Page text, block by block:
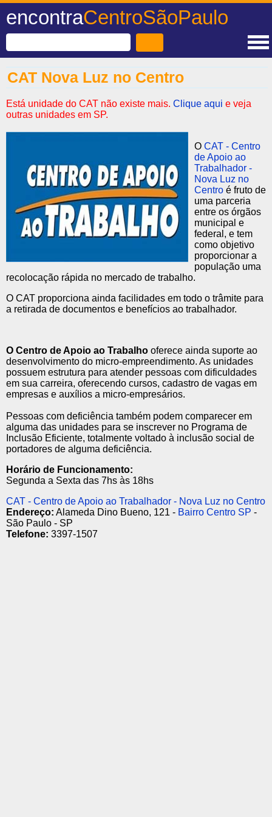
encontraCentroSãoPaulo
CAT Nova Luz no Centro
Está unidade do CAT não existe mais. Clique aqui e veja
outras unidades em SP.
O CAT - Centro
de Apoio ao
Trabalhador -
Nova Luz no
Centro é fruto de
uma parceria
entre os órgãos
municipal e
federal, e tem
como objetivo
proporcionar a
população uma
recolocação rápida no mercado de trabalho.
O CAT proporciona ainda facilidades em todo o trâmite para
a retirada de documentos e benefícios ao trabalhador.
O Centro de Apoio ao Trabalho oferece ainda suporte ao
desenvolvimento do micro-empreendimento. As unidades
possuem estrutura para atender pessoas com dificuldades
em sua carreira, oferecendo cursos, cadastro de vagas em
empresas e auxílios a micro-empresários.
Pessoas com deficiência também podem comparecer em
alguma das unidades para se inscrever no Programa de
Inclusão Eficiente, totalmente voltado à inclusão social de
portadores de alguma deficiência.
Horário de Funcionamento:
Segunda a Sexta das 7hs às 18hs
CAT - Centro de Apoio ao Trabalhador - Nova Luz no Centro
Endereço: Alameda Dino Bueno, 121 - Bairro Centro SP -
São Paulo - SP
Telefone: 3397-1507